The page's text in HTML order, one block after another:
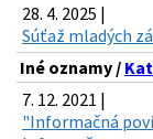
28. 4. 2025 |
Súťaž mladých
Iné oznamy /
7. 12. 2021 |
"Informačná